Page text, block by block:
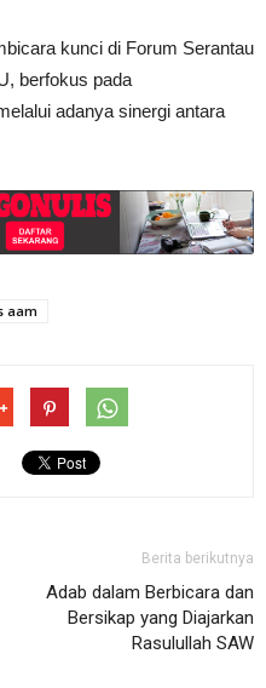
kunci di Forum Serantau
berfokus pada
adanya sinergi antara
aam
Berita berikutnya
Adab dalam Berbicara dan
Bersikap yang Diajarkan
Rasulullah SAW